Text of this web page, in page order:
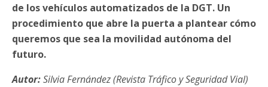
de los vehículos automatizados de la DGT. Un
procedimiento que abre la puerta a plantear cómo
queremos que sea la movilidad autónoma del
futuro.
Autor:Silvia Fernández (Revista Tráfico y Seguridad Vial)